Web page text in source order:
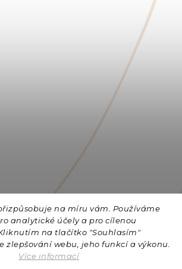
na míru vám. Používáme
analytické účely a pro cílenou
na tlačítko "Souhlasím"
zlepšování webu, jeho funkcí a výkonu.
Více informací